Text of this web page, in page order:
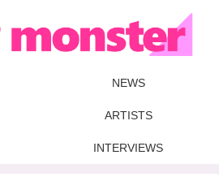
NEWS
ARTISTS
INTERVIEWS